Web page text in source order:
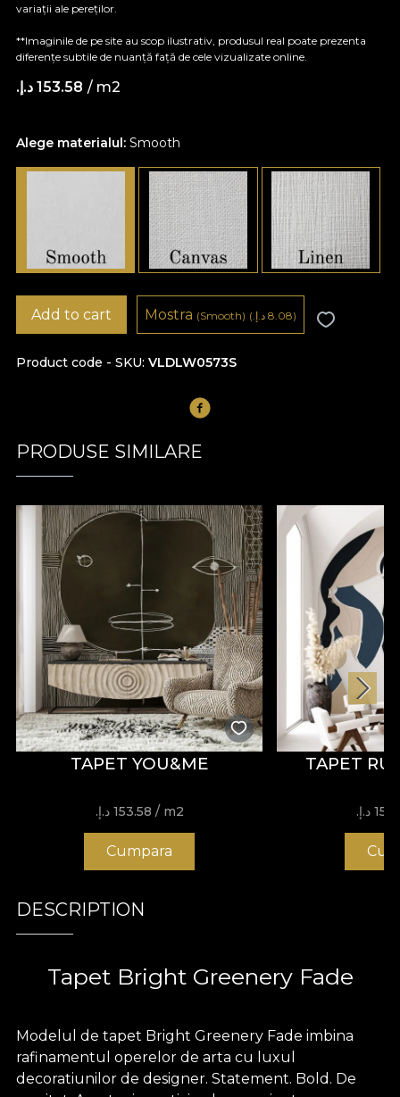
Alege materialul: Smooth
variații ale pereților.
**Imaginile de pe site au scop ilustrativ, produsul real poate prezenta
diferențe subtile de nuanță față de cele vizualizate online.
153.58 د.إ.‏ / m2
Product code - SKU VLDLW0573S
Add to cart Mostra (Smooth) ( 8.08 د.إ.‏)
PRODUSE SIMILARE
TAPET YOU&ME
153.58 د.إ.‏ / m2
Cumpara
TAPET
د.إ.‏
DESCRIPTION
Tapet Bright Greenery Fade
Modelul de tapet Bright Greenery Fade imbina
rafinamentul operelor de arta cu luxul
decoratiunilor de designer. Statement. Bold. De